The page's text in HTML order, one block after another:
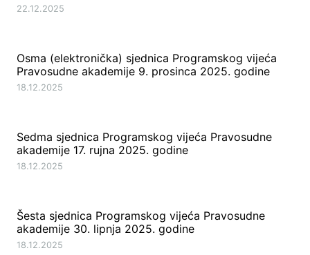
22.12.2025
Osma (elektronička) sjednica Programskog vijeća
Pravosudne akademije 9. prosinca 2025. godine
18.12.2025
Sedma sjednica Programskog vijeća Pravosudne
akademije 17. rujna 2025. godine
18.12.2025
Šesta sjednica Programskog vijeća Pravosudne
akademije 30. lipnja 2025. godine
18.12.2025